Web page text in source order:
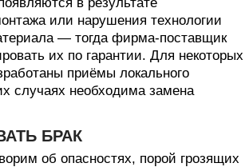
или нарушения технологии
— тогда фирма-поставщик
их по гарантии. Для некоторых
приёмы локального
случаях необходима замена
БРАК
об опасностях, порой грозящих